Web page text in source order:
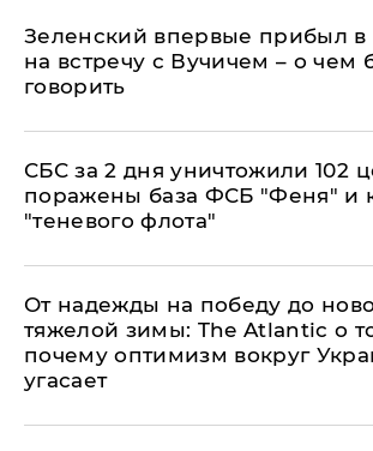
Зеленский впервые прибыл
на встречу с Вучичем – о чем
говорить
СБС за 2 дня уничтожили 102
поражены база ФСБ "Феня" и
"теневого флота"
От надежды на победу до
тяжелой зимы: The Atlantic о
почему оптимизм вокруг
угасает